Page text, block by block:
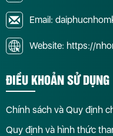
Email:
Website: https://
ĐIỀU KHOẢN SỬ DỤNG
Chính sách và Quy định
Quy định và hình thức